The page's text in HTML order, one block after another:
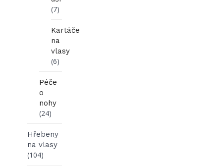
(7)
Kartáče
na
vlasy
(6)
Péče
o
nohy
(24)
Hřebeny
na vlasy
(104)